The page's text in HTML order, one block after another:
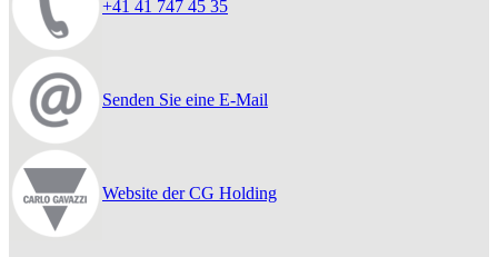
+41 41 747 45 35
Senden Sie eine E-Mail
Website der CG Holding